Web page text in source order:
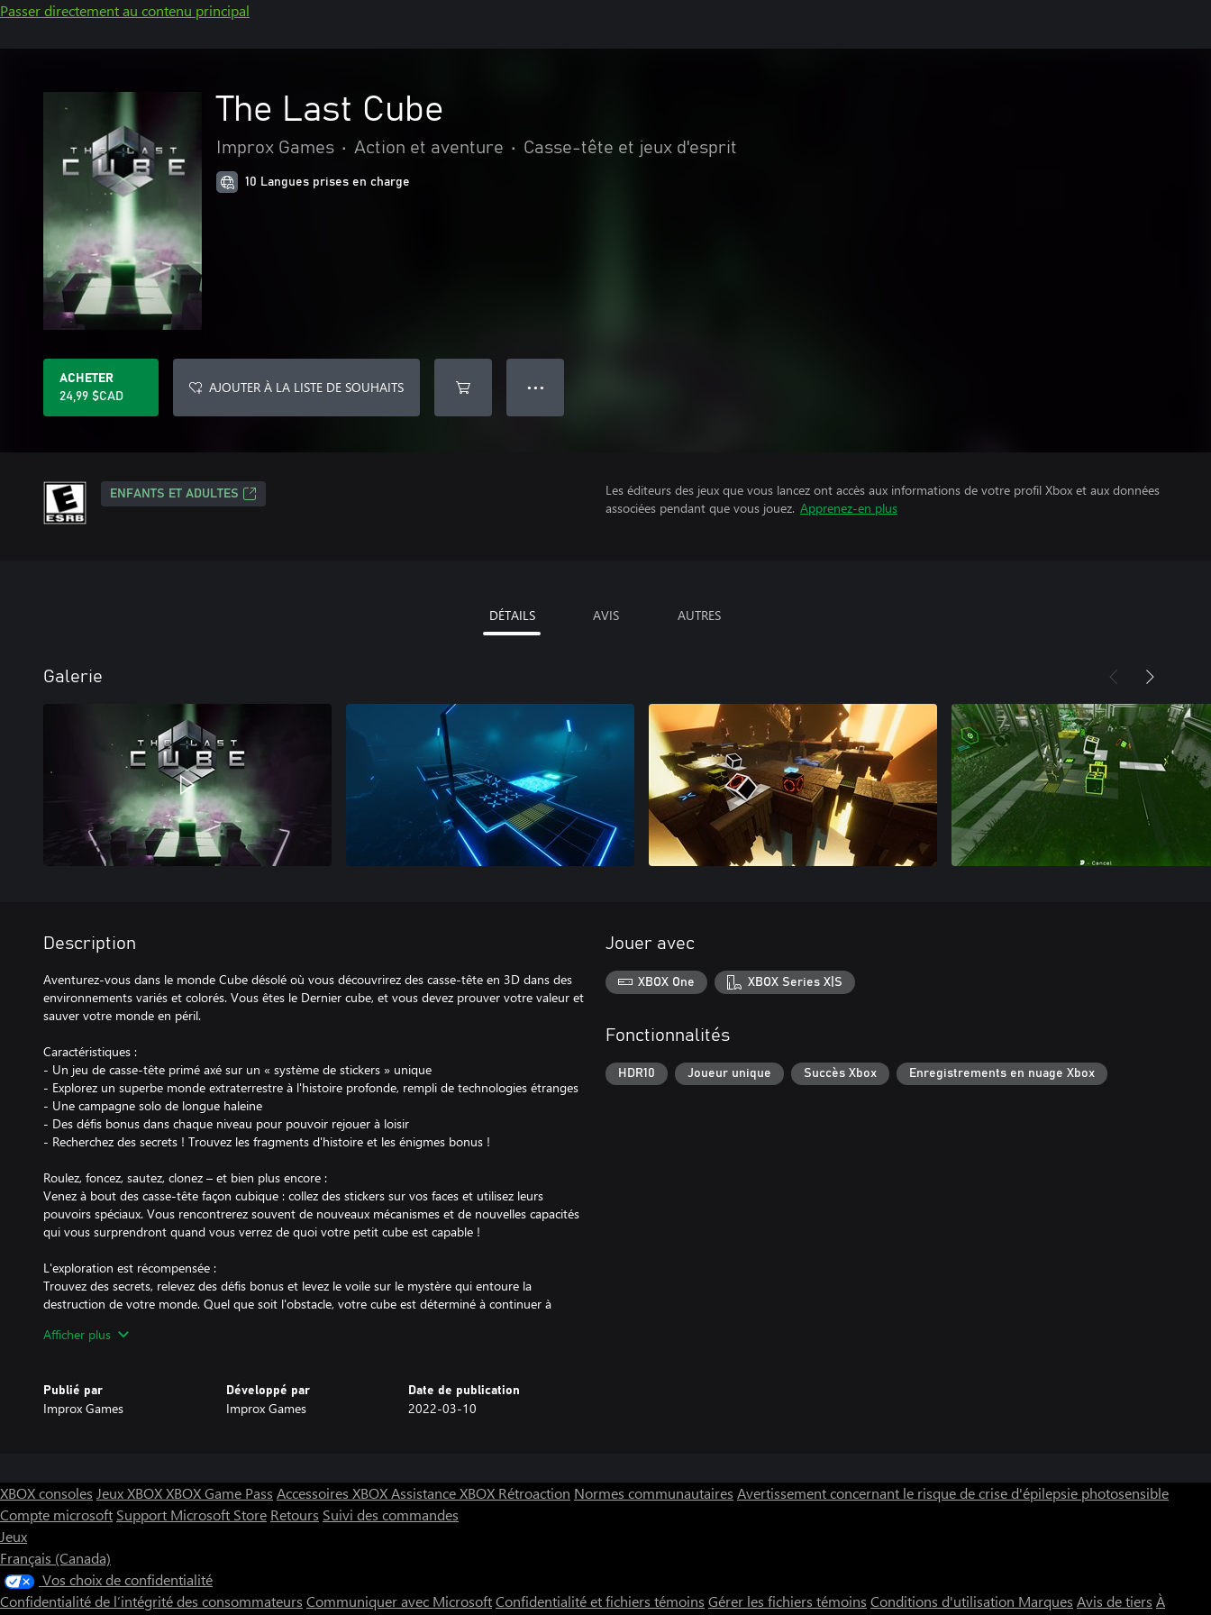
Passer directement au contenu principal
The Last Cube
Improx Games • Action et aventure • Casse-tête et jeux d'esprit
10 Langues prises en charge
ACHETER
24,99 $CAD
AJOUTER À LA LISTE DE SOUHAITS ● ● ●
ENFANTS ET ADULTES
Les éditeurs des jeux que vous lancez ont accès aux informations de votre profil Xbox et aux données
associées pendant que vous jouez. Apprenez-en plus
DÉTAILS AVIS AUTRES
Galerie
Description
Aventurez-vous dans le monde Cube désolé où vous découvrirez des casse-tête en 3D dans des
environnements variés et colorés. Vous êtes le Dernier cube, et vous devez prouver votre valeur et
sauver votre monde en péril.
Caractéristiques :
- Un jeu de casse-tête primé axé sur un « système de stickers » unique
- Explorez un superbe monde extraterrestre à l'histoire profonde, rempli de technologies étranges
- Une campagne solo de longue haleine
- Des défis bonus dans chaque niveau pour pouvoir rejouer à loisir
- Recherchez des secrets ! Trouvez les fragments d'histoire et les énigmes bonus !
Roulez, foncez, sautez, clonez – et bien plus encore :
Venez à bout des casse-tête façon cubique : collez des stickers sur vos faces et utilisez leurs
pouvoirs spéciaux. Vous rencontrerez souvent de nouveaux mécanismes et de nouvelles capacités
qui vous surprendront quand vous verrez de quoi votre petit cube est capable !
L'exploration est récompensée :
Trouvez des secrets, relevez des défis bonus et levez le voile sur le mystère qui entoure la
destruction de votre monde. Quel que soit l'obstacle, votre cube est déterminé à continuer à
brutaliste, comme des abîmes brumeux cauchemardesques, des usines oppressantes éclairées au
magma et des paysages naturels exaltants avec des rayons de soleil qui font scintiller les
Afficher plus
Publié par
Improx Games
Développé par
Improx Games
Date de publication
2022-03-10
Jouer avec
XBOX One XBOX Series X|S
Fonctionnalités
HDR10 Joueur unique Succès Xbox Enregistrements en nuage Xbox
XBOX consoles Jeux XBOXXBOX Game Pass Accessoires XBOXAssistance XBOX Rétroaction Normes communautaires Avertissement concernant le risque de crise d'épilepsie photosensible
Compte microsoft Support Microsoft Store Retours Suivi des commandes
Jeux
Français (Canada)
Vos choix de confidentialité
Confidentialité de l’intégrité des consommateurs Communiquer avec MicrosoftConfidentialité et fichiers témoins Gérer les fichiers témoins Conditions d'utilisation Marques Avis de tiers À